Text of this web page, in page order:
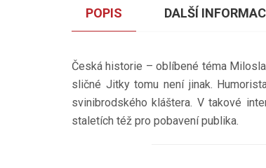
POPIS DALŠÍ
Česká historie – oblíbené téma
sličné Jitky tomu není jinak.
svinibrodského kláštera. V takové
staletích též pro pobavení publika.